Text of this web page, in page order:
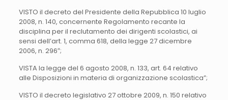
VISTO il decreto del Presidente della Repubblica 10 luglio
2008, n. 140, concernente Regolamento recante la
disciplina per il reclutamento dei dirigenti scolastici, ai
sensi dell’art. 1, comma 618, della legge 27 dicembre
2006, n. 296″;
VISTA la legge del 6 agosto 2008, n. 133, art. 64 relativo
alle Disposizioni in materia di organizzazione scolastica”;
VISTO il decreto legislativo 27 ottobre 2009, n. 150 relativo